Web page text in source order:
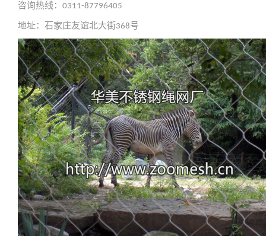
咨询热线： 0311-87796405
地址：石家庄友谊北大街368号